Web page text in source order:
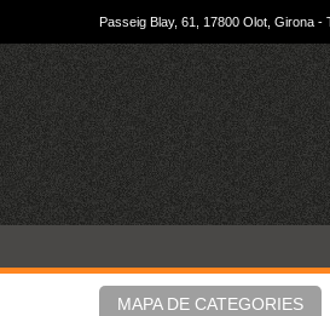
Passeig Blay, 61, 17800 Olot, Girona -
MAPA DE CATEGORIES